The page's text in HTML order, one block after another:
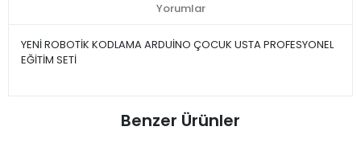
Yorumlar
YENİ ROBOTİK KODLAMA ARDUİNO ÇOCUK USTA PROFESYONEL
EĞİTİM SETİ
Benzer Ürünler